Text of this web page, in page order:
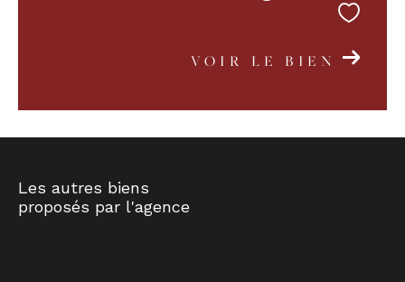
VOIR LE BIEN
Les autres biens
proposés par l'agence